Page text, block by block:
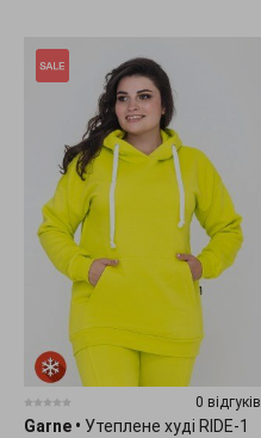
0 відгуків
Garne • Утеплене худі RIDE-1